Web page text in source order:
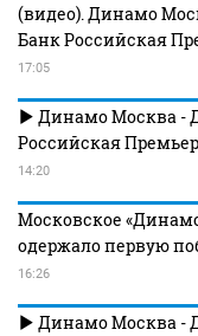
(видео). Динамо
Банк Российская
17:05
Динамо Москва -
Российская
14:20
Московское
одержало первую
16:26
Динамо Москва -